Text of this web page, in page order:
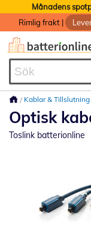
Månadens
Rimlig frakt |
Kablar & Tillslutning
Optisk
Toslink batterionline